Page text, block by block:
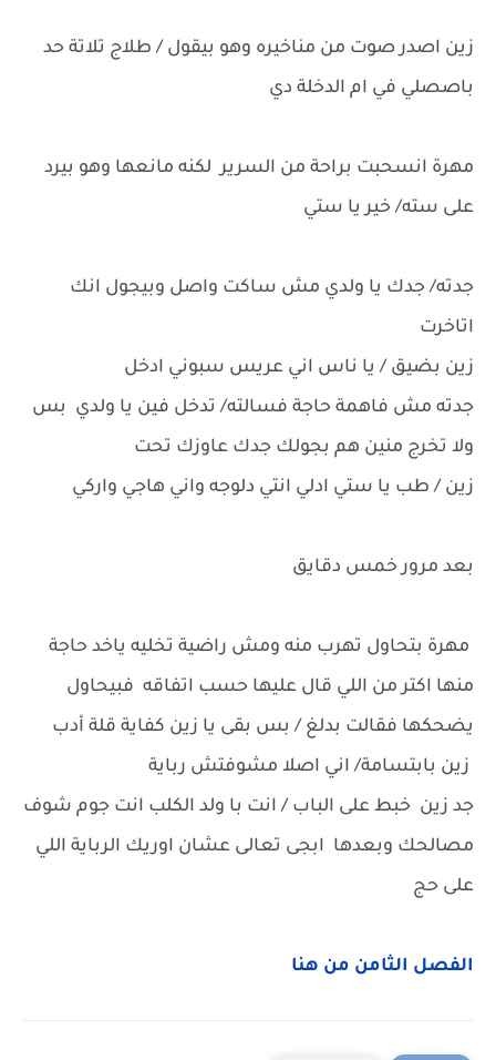
زين اصدر صوت من مناخيره وهو بيقول / طلاج تلاتة حد
باصصلي في ام الدخلة دي
مهرة انسحبت براحة من السرير لكنه مانعها وهو بيرد
على سته/ خير يا ستي
جدته/ جدك يا ولدي مش ساكت واصل وبيجول انك
اتاخرت
زين بضيق / يا ناس اني عريس سبوني ادخل
جدته مش فاهمة حاجة فسالته/ تدخل فين يا ولدي بس
ولا تخرج منين هم بجولك جدك عاوزك تحت
زين / طب يا ستي ادلي انتي دلوجه واني هاجي واركي
بعد مرور خمس دقايق
مهرة بتحاول تهرب منه ومش راضية تخليه ياخد حاجة
منها اكتر من اللي قال عليها حسب اتفاقه فبيحاول
يضحكها فقالت بدلغ / بس بقى يا زين كفاية قلة أدب
زين بابتسامة/ اني اصلا مشوفتش رباية
جد زين خبط على الباب / انت با ولد الكلب انت جوم شوف
مصالحك وبعدها ابجى تعالى عشان اوريك الرباية اللي
على حج
الفصل الثامن من هنا